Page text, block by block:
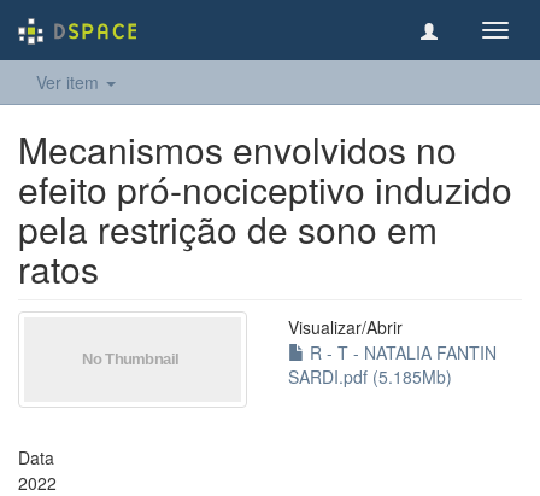
Ver item
Mecanismos envolvidos no
efeito pró-nociceptivo induzido
pela restrição de sono em
ratos
Visualizar/Abrir
R - T - NATALIA FANTIN
SARDI.pdf (5.185Mb)
Data
2022